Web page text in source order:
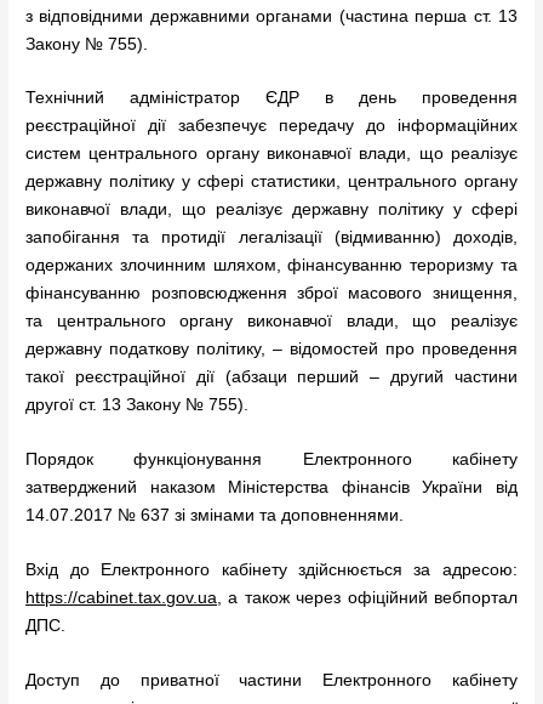
з відповідними державними органами (частина перша ст. 13
Закону № 755).
Технічний адміністратор ЄДР в день проведення
реєстраційної дії забезпечує передачу до інформаційних
систем центрального органу виконавчої влади, що реалізує
державну політику у сфері статистики, центрального органу
виконавчої влади, що реалізує державну політику у сфері
запобігання та протидії легалізації (відмиванню) доходів,
одержаних злочинним шляхом, фінансуванню тероризму та
фінансуванню розповсюдження зброї масового знищення,
та центрального органу виконавчої влади, що реалізує
державну податкову політику, – відомостей про проведення
такої реєстраційної дії (абзаци перший – другий частини
другої ст. 13 Закону № 755).
Порядок функціонування Електронного кабінету
затверджений наказом Міністерства фінансів України від
14.07.2017 № 637 зі змінами та доповненнями.
Вхід до Електронного кабінету здійснюється за адресою:
https://cabinet.tax.gov.ua, а також через офіційний вебпортал
ДПС.
Доступ до приватної частини Електронного кабінету